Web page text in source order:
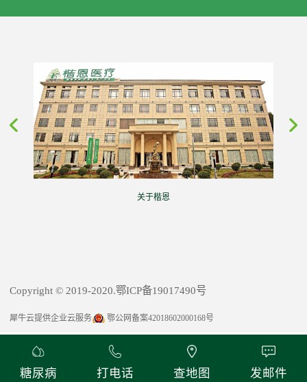
关于楷恩
Copyright © 2019-2020.鄂ICP备19017490号
犀牛云提供企业云服务 鄂公网备案42018602000168号
糖尿病 打电话 查地图 发邮件